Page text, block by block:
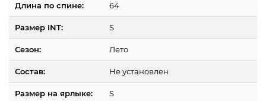
Длина по спине: 64
Размер INT: S
Сезон: Лето
Состав: Не установлен
Размер на ярлыке: S